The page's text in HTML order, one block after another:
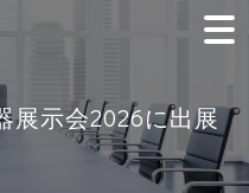
JP EN
展⽰会2026に出展